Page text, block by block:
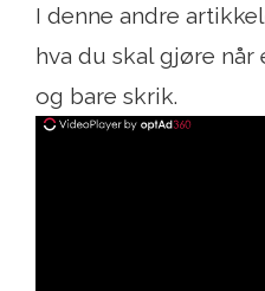
I denne andre
hva du skal gjøre når
og bare skrik.